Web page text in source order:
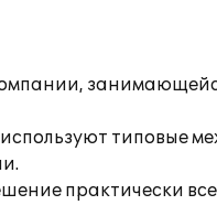
типовые
практически